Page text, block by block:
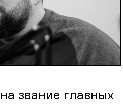
звание главных